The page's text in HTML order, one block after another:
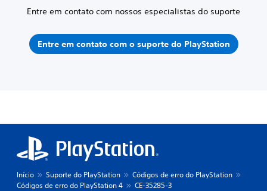
Entre em contato com nossos especialistas do suporte
Entre em contato com o suporte do PlayStation
Início Suporte do PlayStation
Códigos de erro do PlayStation
Códigos de erro do PlayStation 4
CE-35285-3